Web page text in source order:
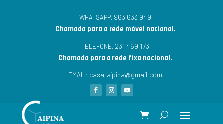
WHATSAPP: 963 633 949
Chamada para a rede móvel nacional.
TELEFONE: 231 469 173
Chamada para a rede fixa nacional.
EMAIL: casataipina@gmail.com